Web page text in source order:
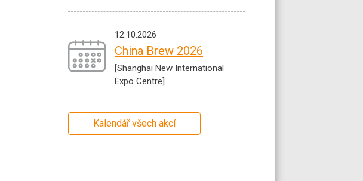
12.10.2026
China Brew 2026
[Shanghai New International
Expo Centre]
Kalendář všech akcí